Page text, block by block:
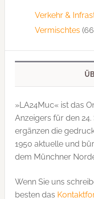
Verkehr &
Vermischtes
»LA24Muc« ist das
Anzeigers für den
ergänzen die
1950 aktuelle und
dem Münchner
Wenn Sie uns
besten das